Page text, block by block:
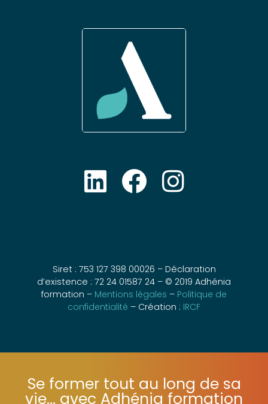
Siret : 753 127 398 00026 – Déclaration
d’existence : 72 24 01587 24 – © 2019 Adhénia
formation –Mentions légales– Politique de
Se former tout au long de sa